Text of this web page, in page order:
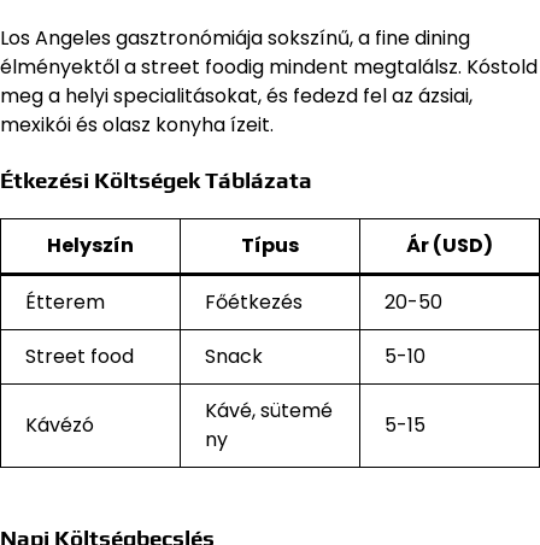
Los Angeles gasztronómiája sokszínű, a fine dining
élményektől a street foodig mindent megtalálsz. Kóstold
meg a helyi specialitásokat, és fedezd fel az ázsiai,
mexikói és olasz konyha ízeit.
Étkezési Költségek Táblázata
Helyszín Típus Ár (USD)
Étterem Főétkezés
20-50
Street food
Snack 5-10
Kávézó
Kávé, sütemé
ny
5-15
Napi Költségbecslés